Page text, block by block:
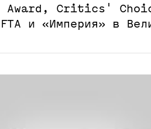
Award, Critics'
и «Империя» в